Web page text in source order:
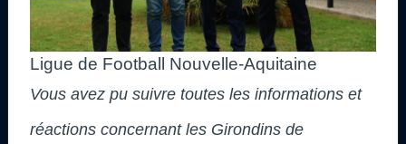
Ligue de Football Nouvelle-Aquitaine
Vous avez pu suivre toutes les informations et
réactions concernant les Girondins de